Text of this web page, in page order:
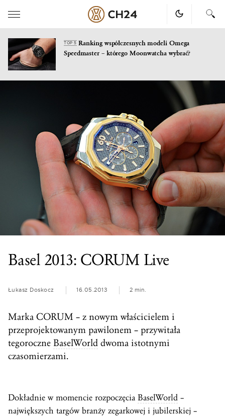
TOP 5Ranking współczesnych modeli Omega
Speedmaster – którego Moonwatcha wybrać?
Basel 2013: CORUM Live
Łukasz Doskocz 16.05.2013 2 min.
Marka CORUM – z nowym właścicielem i
przeprojektowanym pawilonem – przywitała
tegoroczne BaselWorld dwoma istotnymi
czasomierzami.
Dokładnie w momencie rozpoczęcia BaselWorld –
największych targów branży zegarkowej i jubilerskiej –